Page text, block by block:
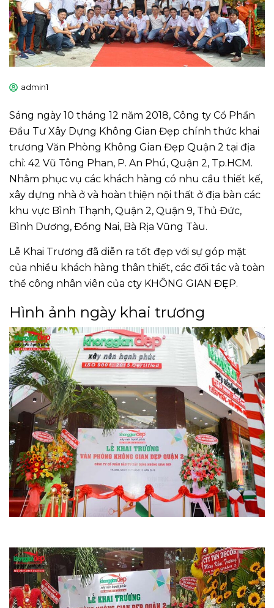
admin1
Sáng ngày 10 tháng 12 năm 2018, Công ty Cổ Phần
Đầu Tư Xây Dựng Không Gian Đẹp chính thức khai
trương Văn Phòng Không Gian Đẹp Quận 2 tại địa
chỉ: 42 Vũ Tông Phan, P. An Phú, Quận 2, Tp.HCM.
Nhằm phục vụ các khách hàng có nhu cầu thiết kế,
xây dựng nhà ở và hoàn thiện nội thất ở địa bàn các
khu vực Bình Thạnh, Quận 2, Quận 9, Thủ Đức,
Bình Dương, Đồng Nai, Bà Rịa Vũng Tàu.
Lễ Khai Trương đã diễn ra tốt đẹp với sự góp mặt
của nhiều khách hàng thân thiết, các đối tác và toàn
thể công nhân viên của cty KHÔNG GIAN ĐẸP.
Hình ảnh ngày khai trương